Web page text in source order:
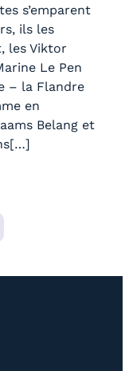
s’emparent
ils les
les Viktor
Le Pen
– la Flandre
en
Belang et